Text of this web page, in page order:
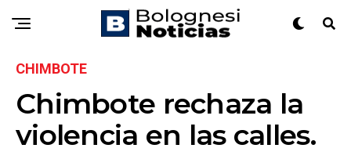
CHIMBOTE
Chimbote rechaza la
violencia en las calles.